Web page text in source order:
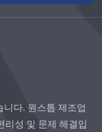
니다. 원스톱 제조업
리성 및 문제 해결입